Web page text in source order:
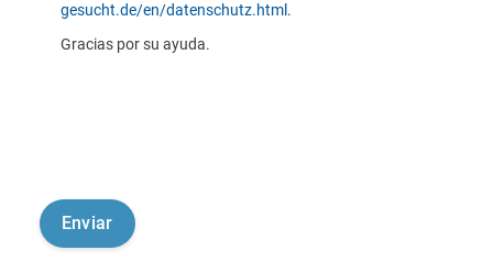
gesucht.de/en/datenschutz.html .
Gracias por su ayuda.